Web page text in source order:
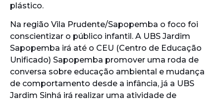
plástico.
Na região Vila Prudente/Sapopemba o foco foi
conscientizar o público infantil. A UBS Jardim
Sapopemba irá até o CEU (Centro de Educação
Unificado) Sapopemba promover uma roda de
conversa sobre educação ambiental e mudança
de comportamento desde a infância, já a UBS
Jardim Sinhá irá realizar uma atividade de